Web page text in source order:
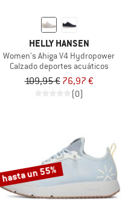
HELLY HANSEN
Women's Ahiga V4 Hydropower
Calzado deportes acuáticos
109,95 € 76,97 €
(0)
hasta un 55%